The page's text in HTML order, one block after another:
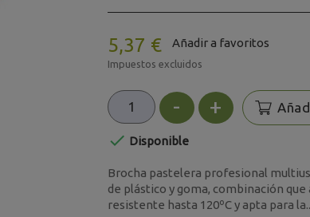
5,37 € Añadir a favoritos
Impuestos excluidos
- +
 Disponible
Brocha pastelera profesional
de plástico y goma, combinación
resistente hasta 120ºC y apta para